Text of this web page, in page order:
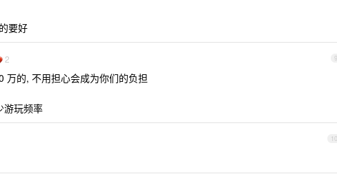
要好
9
2
万的, 不用担心会成为你们的负担
游玩频率
10